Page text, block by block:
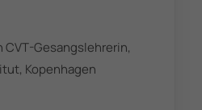
Gesangslehrerin,
Kopenhagen